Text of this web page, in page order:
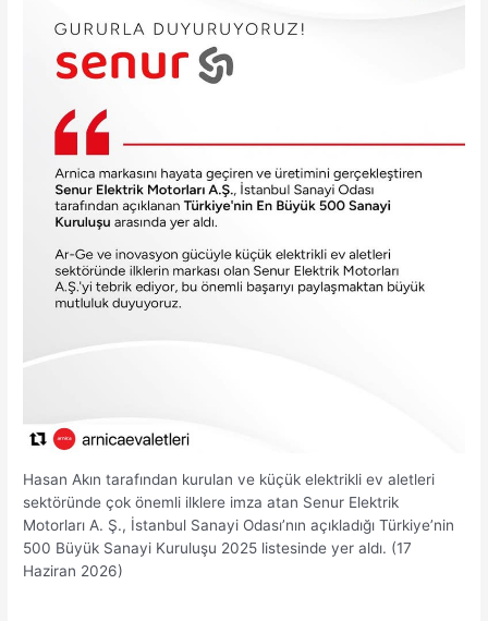
Hasan Akın tarafından kurulan ve küçük elektrikli ev aletleri
sektöründe çok önemli ilklere imza atan Senur Elektrik
Motorları A. Ş., İstanbul Sanayi Odası’nın açıkladığı Türkiye’nin
500 Büyük Sanayi Kuruluşu 2025 listesinde yer aldı. (17
Haziran 2026)